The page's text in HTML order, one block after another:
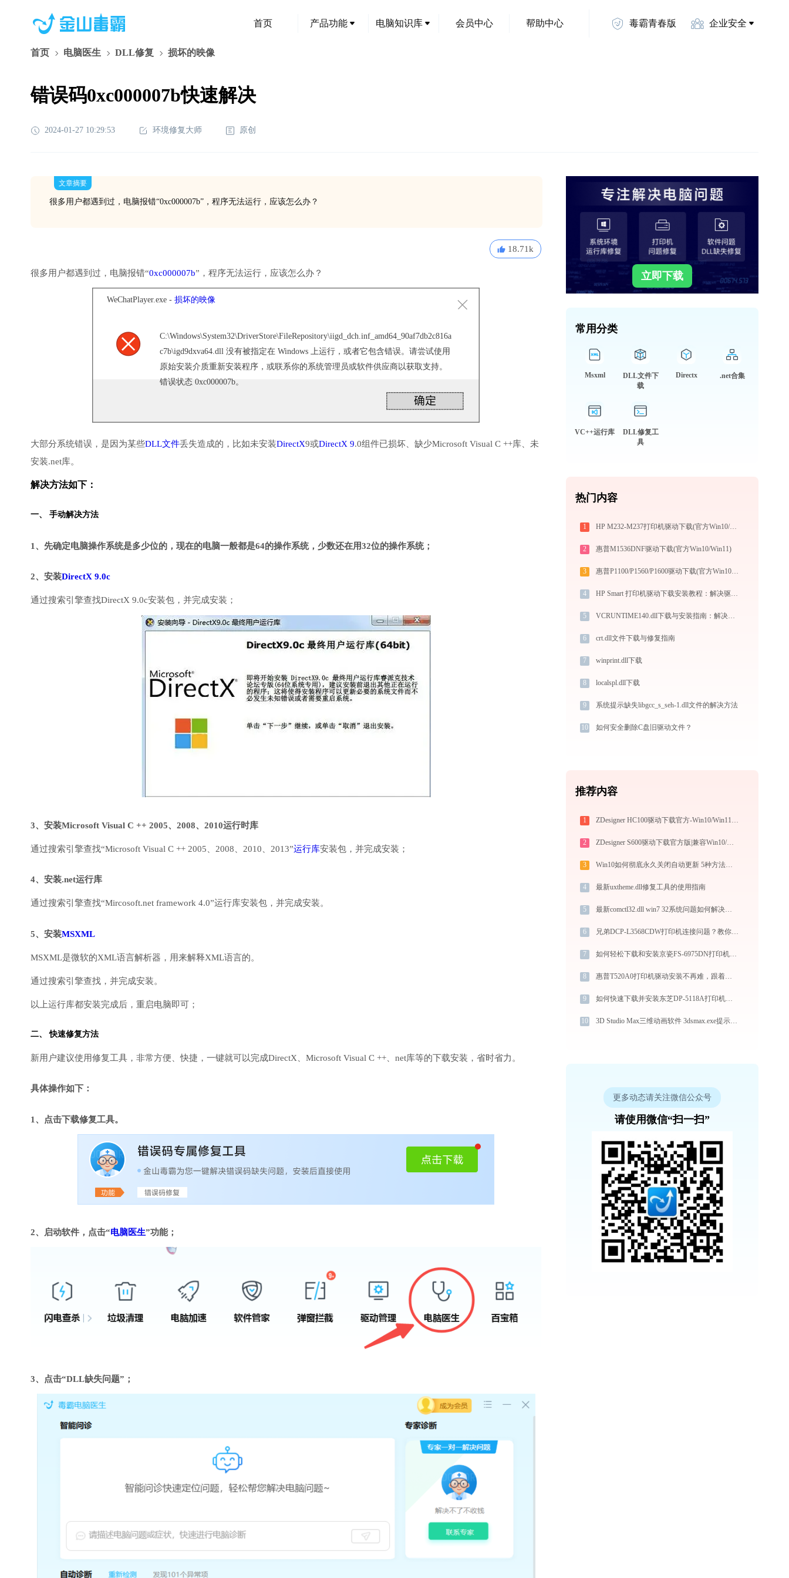
首页 产品功能 电脑知识库 会员中心 帮助中心 毒霸青春版 企业安全
首页 电脑医生 DLL修复 损坏的映像
错误码0xc000007b快速解决
2024-01-27 10:29:53 环境修复大师 原创
文章摘要
很多用户都遇到过，电脑报错“0xc000007b”，程序无法运行，应该怎么办？
18.71k
很多用户都遇到过，电脑报错“0xc000007b”，程序无法运行，应该怎么办？
WeChatPlayer.exe - 损坏的映像
C:\Windows\System32\DriverStore\FileRepository\iigd_dch.inf_amd64_90af7db2c816a
c7b\igd9dxva64.dll 没有被指定在 Windows 上运行，或者它包含错误。请尝试使用
原始安装介质重新安装程序，或联系你的系统管理员或软件供应商以获取支持。
错误状态 0xc000007b。
大部分系统错误，是因为某些DLL文件丢失造成的，比如未安装DirectX9或DirectX 9.0组件已损坏、缺少Microsoft Visual C ++库、未
安装.net库。
解决方法如下：
一、 手动解决方法
1、先确定电脑操作系统是多少位的，现在的电脑一般都是64的操作系统，少数还在用32位的操作系统；
2、安装DirectX 9.0c
通过搜索引擎查找DirectX 9.0c安装包，并完成安装；
3、安装Microsoft Visual C ++ 2005、2008、2010运行时库
通过搜索引擎查找“Microsoft Visual C ++ 2005、2008、2010、2013”运行库安装包，并完成安装；
4、安装.net运行库
通过搜索引擎查找“Mircosoft.net framework 4.0”运行库安装包，并完成安装。
5、安装MSXML
MSXML是微软的XML语言解析器，用来解释XML语言的。
通过搜索引擎查找，并完成安装。
以上运行库都安装完成后，重启电脑即可；
二、 快速修复方法
新用户建议使用修复工具，非常方便、快捷，一键就可以完成DirectX、Microsoft Visual C ++、net库等的下载安装，省时省力。
具体操作如下：
1、点击下载修复工具。
2、启动软件，点击“电脑医生”功能；
3、点击“DLL缺失问题”；
立即下载
常用分类
Msxml
DLL文件下
载
Directx .net合集
VC++运行库
DLL修复工
具
热门内容
1 HP M232-M237打印机驱动下载(官方Win10/Win11)
2 惠普M1536DNF驱动下载(官方Win10/Win11)
3 惠普P1100/P1560/P1600驱动下载(官方Win10/Win11)
4 HP Smart 打印机驱动下载安装教程：解决驱动缺失、无法连接问题，新手也能会
5 VCRUNTIME140.dll下载与安装指南：解决DLL缺失问题的完整方案
6 crt.dll文件下载与修复指南
7 winprint.dll下载
8 localspl.dll下载
9 系统提示缺失libgcc_s_seh-1.dll文件的解决方法
10 如何安全删除C盘旧驱动文件？
推荐内容
1 ZDesigner HC100驱动下载官方-Win10/Win11兼容
2 ZDesigner S600驱动下载官方版|兼容Win10/Win11
3 Win10如何彻底永久关闭自动更新 5种方法教你永久关闭win10自动更新
4 最新uxtheme.dll修复工具的使用指南
5 最新comctl32.dll win7 32系统问题如何解决？-金山毒霸
6 兄弟DCP-L3568CDW打印机连接问题？教你解决！-金山毒霸
7 如何轻松下载和安装京瓷FS-6975DN打印机驱动？跟着这篇指南走
8 惠普T520A0打印机驱动安装不再难，跟着这些步骤一学就会
9 如何快速下载并安装东芝DP-5118A打印机驱动：详细步骤解析
10 3D Studio Max三维动画软件 3dsmax.exe提示缺少databridge.dll文件的解决办法
更多动态请关注微信公众号
请使用微信“扫一扫”